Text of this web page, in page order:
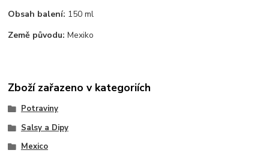
Obsah balení: 150 ml
Země původu: Mexiko
Zboží zařazeno v kategoriích
Potraviny
Salsy a Dipy
Mexico